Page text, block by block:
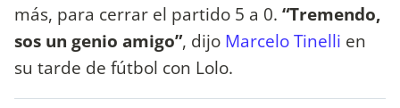
más, para cerrar el partido 5 a 0. “Tremendo,
sos un genio amigo”, dijo Marcelo Tinelli en
su tarde de fútbol con Lolo.